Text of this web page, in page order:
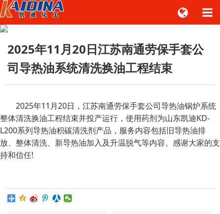
2025年11月20日江苏南通劳保手套公
司导热油系统清洗换油工程结束
2025年11月20日，江苏南通劳保手套公司导热油锅炉系统
整体清洗换油工程结束并投产运行，使用药剂为山东凯迪KD-
L200系列导热油积碳清洗剂产品，服务内容包括旧导热油排
放、整体清洗、新导热油加入及升温脱气等内容。感谢大家的支
持和信任!